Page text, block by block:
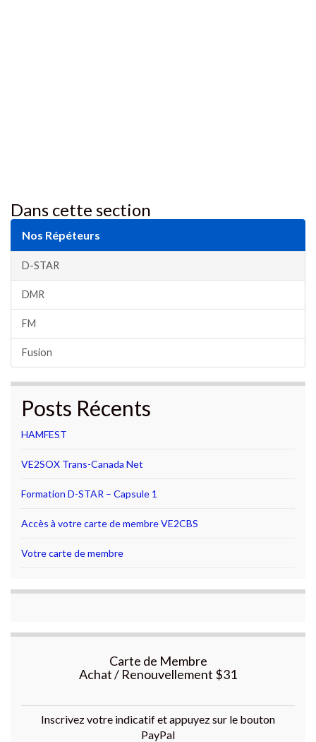
Dans cette section
Nos Répéteurs
D-STAR
DMR
FM
Fusion
Posts Récents
HAMFEST
VE2SOX Trans-Canada Net
Formation D-STAR – Capsule 1
Accès à votre carte de membre VE2CBS
Votre carte de membre
Carte de Membre
Achat / Renouvellement $31
Inscrivez votre indicatif et appuyez sur le bouton
PayPal